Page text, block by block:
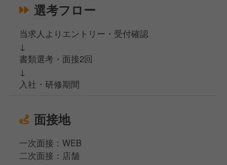
選考フロー
当求人よりエントリー・受付確認
↓
書類選考・面接2回
↓
入社・研修期間
面接地
一次面接：WEB
二次面接：店舗